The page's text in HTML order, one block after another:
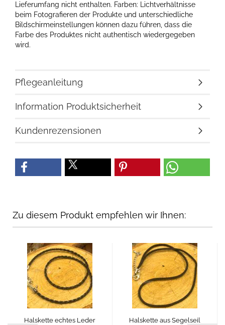
Lieferumfang nicht enthalten. Farben: Lichtverhältnisse
beim Fotografieren der Produkte und unterschiedliche
Bildschirmeinstellungen können dazu führen, dass die
Farbe des Produktes nicht authentisch wiedergegeben
wird.
Pflegeanleitung
Information Produktsicherheit
Kundenrezensionen
Zu diesem Produkt empfehlen wir Ihnen:
Halskette echtes Leder
Halskette aus Segelseil